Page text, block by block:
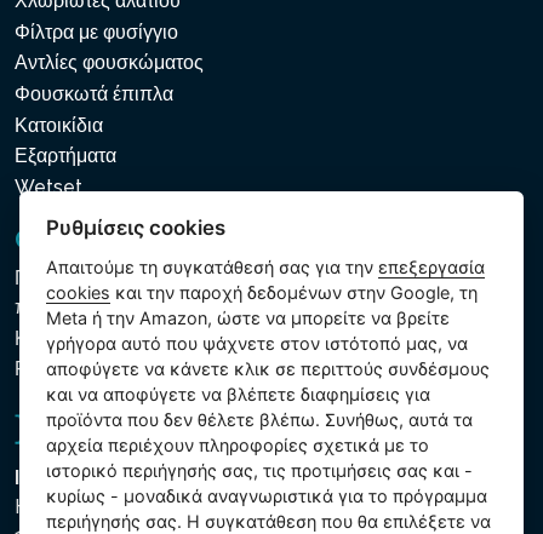
Φίλτρα με φυσίγγιο
Αντλίες φουσκώματος
Φουσκωτά έπιπλα
Κατοικίδια
Εξαρτήματα
Wetset
GDPR και Cookies
Πολιτική προστασίας προσωπικών και λοιπών δεδομένων
που υποβάλλονται σε επεξεργασία
Κανόνες χρήσης των αρχείων cookie
Ρυθμίσεις cookies
Intex Trading, s.r.o.
Hradecká 2526/3
Ρυθμίσεις cookies
Απαιτούμε τη συγκατάθεσή σας για τηνεπεξεργασία
cookies και την παροχή δεδομένων στην Google, τη
Meta ή την Amazon, ώστε να μπορείτε να βρείτε
γρήγορα αυτό που ψάχνετε στον ιστότοπό μας, να
αποφύγετε να κάνετε κλικ σε περιττούς συνδέσμους
και να αποφύγετε να βλέπετε διαφημίσεις για
προϊόντα που δεν θέλετε βλέπω. Συνήθως, αυτά τα
αρχεία περιέχουν πληροφορίες σχετικά με το
ιστορικό περιήγησής σας, τις προτιμήσεις σας και -
κυρίως - μοναδικά αναγνωριστικά για το πρόγραμμα
περιήγησής σας. Η συγκατάθεση που θα επιλέξετε να